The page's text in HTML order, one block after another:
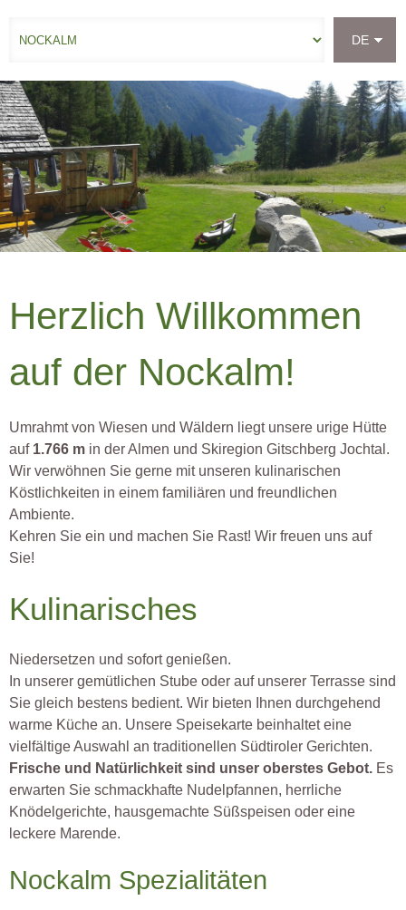
Herzlich Willkommen
auf der Nockalm!
Umrahmt von Wiesen und Wäldern liegt unsere urige Hütte
auf 1.766 m in der Almen und Skiregion Gitschberg Jochtal.
Wir verwöhnen Sie gerne mit unseren kulinarischen
Köstlichkeiten in einem familiären und freundlichen
Ambiente.
Kehren Sie ein und machen Sie Rast! Wir freuen uns auf
Sie!
Kulinarisches
Niedersetzen und sofort genießen.
In unserer gemütlichen Stube oder auf unserer Terrasse sind
Sie gleich bestens bedient. Wir bieten Ihnen durchgehend
warme Küche an. Unsere Speisekarte beinhaltet eine
vielfältige Auswahl an traditionellen Südtiroler Gerichten.
Frische und Natürlichkeit sind unser oberstes Gebot. Es
erwarten Sie schmackhafte Nudelpfannen, herrliche
Knödelgerichte, hausgemachte Süßspeisen oder eine
leckere Marende.
Nockalm Spezialitäten
DE